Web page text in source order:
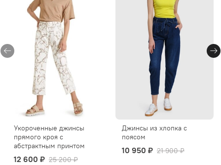
Укороченные джинсы
прямого кроя с
абстрактным принтом
12 600 ₽ 25 200 ₽
Джинсы из хлопка с
поясом
10 950 ₽ 21 900 ₽